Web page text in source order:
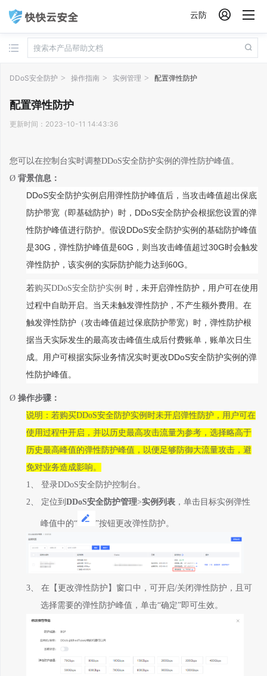
云防 
DDoS安全防护 操作指南 实例管理 配置弹性防护
配置弹性防护
更新时间：2023-10-11 14:43:36
您可以在控制台实时调整DDoS安全防护实例的弹性防护峰值。
Ø 背景信息：
DDoS安全防护实例启用弹性防护峰值后，当攻击峰值超出保底
防护带宽 （即基础防护）时， DDoS安全防护会根据您设置的弹
性防护峰值进行防护。假设DDoS安全防护实例的基础防护峰值
是30G ，弹性防护峰值是60G ，则当攻击峰值超过30G时会触发
弹性 防护 ，该实例的实际防护能力达到 60G。
若购买DDoS安全防护实例 时，未开启弹性防护，用户可在使用
过程中自助开启。当天未触发弹性防护，不产生额外费用。在
触发弹性防护（攻击峰值超过保底防护带宽）时，弹性防护根
据当天实际发生的最高攻击峰值生成后付费账单，账单次日生
成。用户可根据实际业务情况实时更改DDoS安全防护实例的弹
性防护峰值。
Ø 操作步骤：
说明： 若购买DDoS安全防护实例 时未开启弹性防护，用户可在
使用过程中开启，并以历史最高攻击流量为参考，选择略高于
历史最高峰值的弹性防护峰值，以便足够防御大流量攻击，避
免对业务造成影响。
1、 登录DDoS安全防护控制台。
2、 定位到 DDoS安全防护管理>实例列表 ，单击目标实例弹性
峰值中的“ ”按钮更改弹性防护。
3、 在【更改弹性防护】窗口中，可开启/关闭弹性防护，且可
选择需要的弹性防护峰值，单击“确定”即可生效。